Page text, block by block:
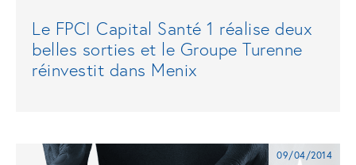
Le FPCI Capital Santé 1 réalise deux
belles sorties et le Groupe Turenne
réinvestit dans Menix
09/04/2014